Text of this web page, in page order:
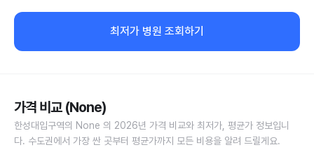
최저가 병원 조회하기
가격 비교 (None)
한성대입구역의 None 의 2026년 가격 비교와 최저가, 평균가 정보입니
다. 수도권에서 가장 싼 곳부터 평균가까지 모든 비용을 알려 드릴게요.